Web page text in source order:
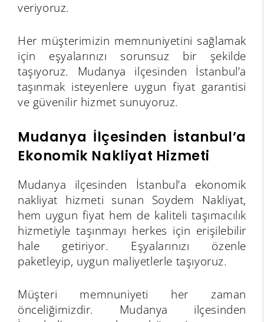
veriyoruz.
Her müşterimizin memnuniyetini sağlamak
için eşyalarınızı sorunsuz bir şekilde
taşıyoruz. Mudanya ilçesinden İstanbul’a
taşınmak isteyenlere uygun fiyat garantisi
ve güvenilir hizmet sunuyoruz.
Mudanya İlçesinden İstanbul’a
Ekonomik Nakliyat Hizmeti
Mudanya ilçesinden İstanbul’a ekonomik
nakliyat hizmeti sunan Soydem Nakliyat,
hem uygun fiyat hem de kaliteli taşımacılık
hizmetiyle taşınmayı herkes için erişilebilir
hale getiriyor. Eşyalarınızı özenle
paketleyip, uygun maliyetlerle taşıyoruz.
Müşteri memnuniyeti her zaman
önceliğimizdir. Mudanya ilçesinden